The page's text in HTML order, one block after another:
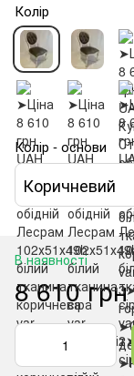
Колір
Колір - основи
Коричневий
В наявності
8 610 грн